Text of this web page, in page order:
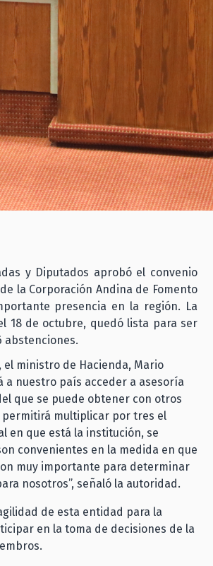
y Diputados aprobó el convenio
la Corporación Andina de Fomento
presencia en la región. La
18 de octubre, quedó lista para ser
abstenciones.
ministro de Hacienda, Mario
a nuestro país acceder a asesoría
que se puede obtener con otros
permitirá multiplicar por tres el
en que está la institución, se
convenientes en la medida en que
muy importante para determinar
nosotros”, señaló la autoridad.
de esta entidad para la
en la toma de decisiones de la